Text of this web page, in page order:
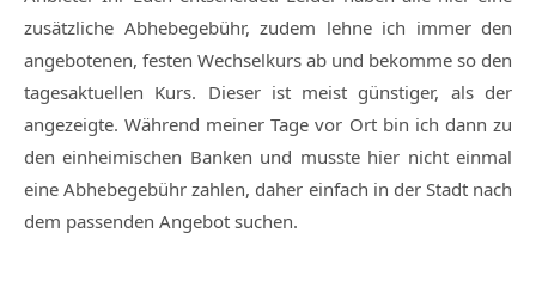
zusätzliche Abhebegebühr, zudem lehne ich immer den
angebotenen, festen Wechselkurs ab und bekomme so den
tagesaktuellen Kurs. Dieser ist meist günstiger, als der
angezeigte. Während meiner Tage vor Ort bin ich dann zu
den einheimischen Banken und musste hier nicht einmal
eine Abhebegebühr zahlen, daher einfach in der Stadt nach
dem passenden Angebot suchen.